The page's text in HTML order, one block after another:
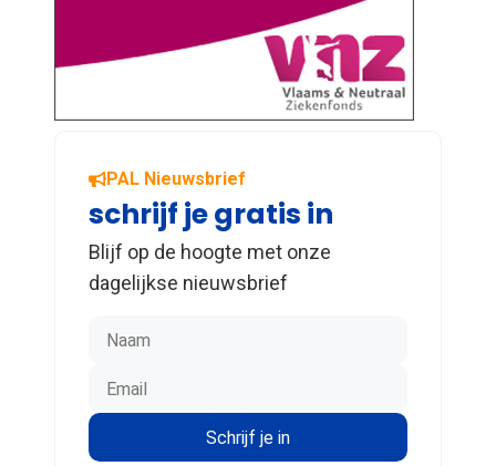
PAL Nieuwsbrief
schrijf je gratis in
Blijf op de hoogte met onze
dagelijkse nieuwsbrief